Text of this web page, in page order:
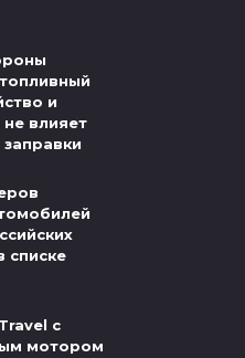
и
влияет
списке
с
мотором